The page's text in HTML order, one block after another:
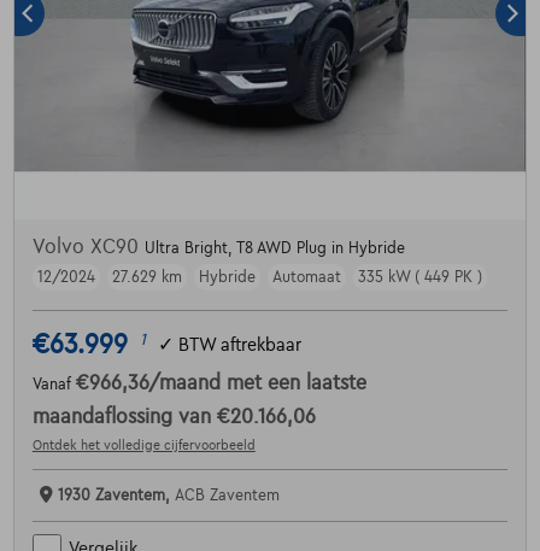
Volvo XC90 Ultra Bright, T8 AWD Plug in Hybride
12/2024
27.629 km Hybride Automaat 335 kW ( 449 PK )
€63.999 1 ✓ BTW aftrekbaar
Vanaf €966,36/maand met een laatste
maandaflossing van €20.166,06
Ontdek het volledige cijfervoorbeeld
1930 Zaventem, ACB Zaventem